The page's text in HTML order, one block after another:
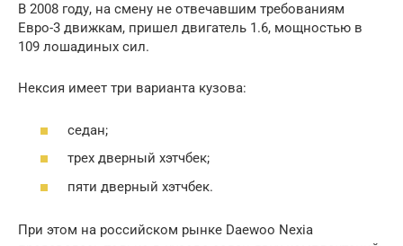
В 2008 году, на смену не отвечавшим требованиям
Евро-3 движкам, пришел двигатель 1.6, мощностью в
109 лошадиных сил.
Нексия имеет три варианта кузова:
седан;
трех дверный хэтчбек;
пяти дверный хэтчбек.
При этом на российском рынке Daewoo Nexia